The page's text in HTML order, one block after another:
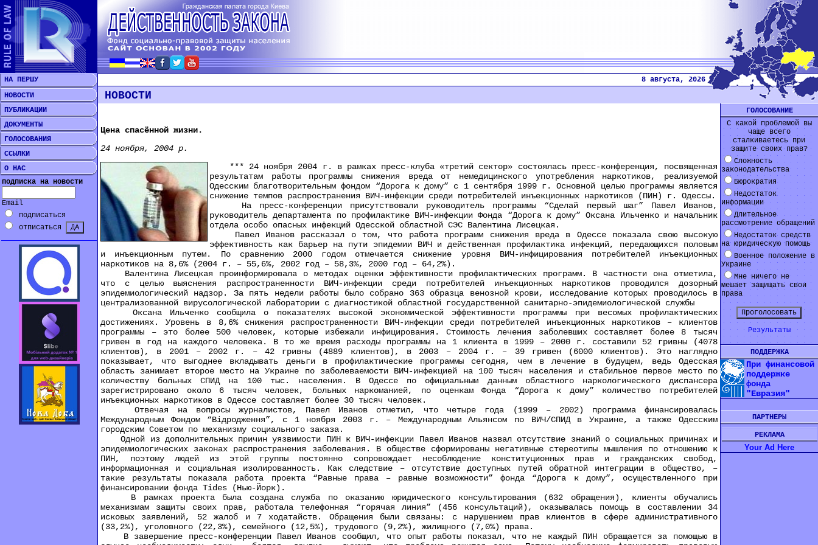
НА ПЕРШУ
8 августа, 2026
НОВОСТИ
ПУБЛИКАЦИИ
ДОКУМЕНТЫ
ГОЛОСОВАНИЯ
ССЫЛКИ
О НАС
подписка на новости
Email
подписаться
отписаться
НОВОСТИ
Цена спасённой жизни.
24 ноября, 2004 р.
*** 24 ноября 2004 г. в рамках пресс-клуба «третий сектор» состоялась пресс-конференция, посвященная
результатам работы программы снижения вреда от немедицинского употребления наркотиков, реализуемой
Одесским благотворительным фондом “Дорога к дому” с 1 сентября 1999 г. Основной целью программы является
снижение темпов распространения ВИЧ-инфекции среди потребителей инъекционных наркотиков (ПИН) г. Одессы.
На пресс-конференции присутствовали руководитель программы “Сделай первый шаг” Павел Иванов,
руководитель департамента по профилактике ВИЧ-инфекции Фонда “Дорога к дому” Оксана Ильченко и начальник
отдела особо опасных инфекций Одесской областной СЭС Валентина Лисецкая.
Павел Иванов рассказал о том, что работа программ снижения вреда в Одессе показала свою высокую
эффективность как барьер на пути эпидемии ВИЧ и действенная профилактика инфекций, передающихся половым
и инъекционным путем. По сравнению 2000 годом отмечается снижение уровня ВИЧ-инфицирования потребителей инъекционных
наркотиков на 8,6% (2004 г. – 55,6%, 2002 год – 58,3%, 2000 год – 64,2%).
Валентина Лисецкая проинформировала о методах оценки эффективности профилактических программ. В частности она отметила,
что с целью выяснения распространенности ВИЧ-инфекции среди потребителей инъекционных наркотиков проводился дозорный
эпидемиологический надзор. За пять недели работы было собрано 363 образца венозной крови, исследование которых проводилось в
централизованной вирусологической лаборатории с диагностикой областной государственной санитарно-эпидемиологической службы
Оксана Ильченко сообщила о показателях высокой экономической эффективности программы при весомых профилактических
достижениях. Уровень в 8,6% снижения распространенности ВИЧ-инфекции среди потребителей инъекционных наркотиков – клиентов
программы – это более 500 человек, которые избежали инфицирования. Стоимость лечения заболевших составляет более 8 тысяч
гривен в год на каждого человека. В то же время расходы программы на 1 клиента в 1999 – 2000 г. составили 52 гривны (4078
клиентов), в 2001 – 2002 г. – 42 гривны (4889 клиентов), в 2003 – 2004 г. – 39 гривен (6000 клиентов). Это наглядно
показывает, что выгоднее вкладывать деньги в профилактические программы сегодня, чем в лечение в будущем, ведь Одесская
область занимает второе место на Украине по заболеваемости ВИЧ-инфекцией на 100 тысяч населения и стабильное первое место по
количеству больных СПИД на 100 тыс. населения. В Одессе по официальным данным областного наркологического диспансера
зарегистрировано около 6 тысяч человек, больных наркоманией, по оценкам Фонда “Дорога к дому” количество потребителей
инъекционных наркотиков в Одессе составляет более 30 тысяч человек.
Отвечая на вопросы журналистов, Павел Иванов отметил, что четыре года (1999 – 2002) программа финансировалась
Международным Фондом “Відродження”, с 1 ноября 2003 г. – Международным Альянсом по ВИЧ/СПИД в Украине, а также Одесским
городским Советом по механизму социального заказа.
Одной из дополнительных причин уязвимости ПИН к ВИЧ-инфекции Павел Иванов назвал отсутствие знаний о социальных причинах и
эпидемиологических законах распространения заболевания. В обществе сформированы негативные стереотипы мышления по отношению к
ПИН, поэтому людей из этой группы постоянно сопровождает несоблюдение конституционных прав и гражданских свобод,
информационная и социальная изолированность. Как следствие – отсутствие доступных путей обратной интеграции в общество, –
такие результаты показала работа проекта “Равные права – равные возможности” фонда “Дорога к дому”, осуществленного при
финансировании фонда Tides (Нью-Йорк).
В рамках проекта была создана служба по оказанию юридического консультирования (632 обращения), клиенты обучались
механизмам защиты своих прав, работала телефонная “горячая линия” (456 консультаций), оказывалась помощь в составлении 34
исковых заявлений, 52 жалоб и 7 ходатайств. Обращения были связаны: с нарушением прав клиентов в сфере административного
(33,2%), уголовного (22,3%), семейного (12,5%), трудового (9,2%), жилищного (7,0%) права.
В завершение пресс-конференции Павел Иванов сообщил, что опыт работы показал, что не каждый ПИН обращается за помощью в
ГОЛОСОВАНИЕ
С какой проблемой вы
чаще всего
сталкиваетесь при
защите своих прав?
Сложность
законодательства
Бюрократия
Недостаток
информации
Длительное
рассмотрение обращений
Недостаток средств
на юридическую помощь
Военное положение в
Украине
Мне ничего не
мешает защищать свои
права
Результаты
ПОДДЕРЖКА
При финансовой
поддержке
фонда
"Евразия"
ПАРТНЕРЫ
РЕКЛАМА
Your Ad Here